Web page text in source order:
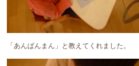
「あんぱんまん」と教えてくれました。